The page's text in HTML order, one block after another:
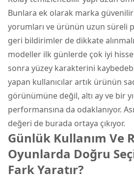
Bunlara ek olarak marka
yorumları ve ürünün uzun süreli
geri bildirimler de dikkate
modeller ilk günlerde çok iyi
sonra yüzey karakterini
yapan kullanıcılar artık ürünün
görünümüne değil, altı ay ve bir
performansına da odaklanıyor.
değeri de burada ortaya çıkıyor.
Günlük Kullanım Ve
Oyunlarda Doğru
Fark Yaratır?